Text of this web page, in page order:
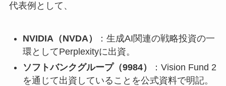
代表例として、
NVIDIA（NVDA）
：生成AI関連の戦略投資の一
環としてPerplexityに出資。
ソフトバンクグループ（9984）
：Vision Fund 2
を通じて出資していることを公式資料で明記。